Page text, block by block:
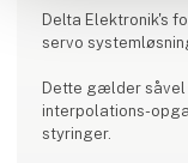
Delta Elektronik's
servo
Dette gælder såvel
interpolations-
styringer.